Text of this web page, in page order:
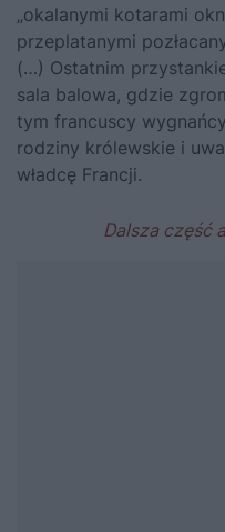
„okalanymi kotarami
przeplatanymi
(…) Ostatnim
sala balowa, gdzie
tym francuscy
rodziny królewskie i
władcę Francji.